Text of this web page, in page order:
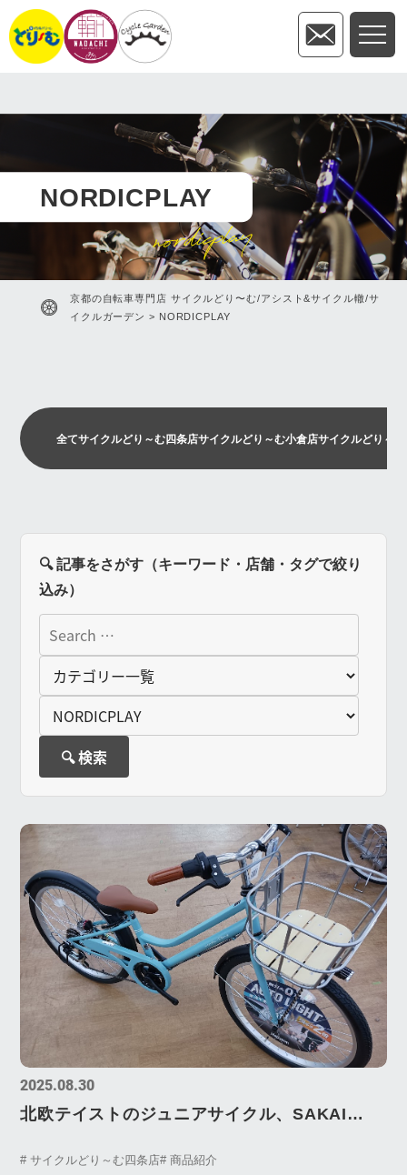
NORDICPLAY
nordicplay
京都の自転車専門店 サイクルどり〜む/アシスト&サイクル轍/サ
イクルガーデン > NORDICPLAY
全てサイクルどり～む四条店サイクルどり～む小倉店サイクルどり～
2025.08.30
北欧テイストのジュニアサイクル、SAKAI
# サイクルどり～む四条店# 商品紹介